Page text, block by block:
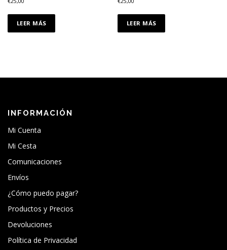
LEER MÁS LEER MÁS
INFORMACIÓN
Mi Cuenta
Mi Cesta
Comunicaciones
Envíos
¿Cómo puedo pagar?
Productos y Precios
Devoluciones
Política de Privacidad